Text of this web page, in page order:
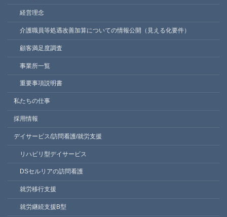
経営理念
介護職員等処遇改善加算についての情報公開（見える化要件）
顧客満足度調査
事業所一覧
重要事項説明書
私たちの仕事
採用情報
デイサービス/訪問看護/就労支援
リハビリ型デイサービス
DSセルリアの訪問看護
就労移行支援
就労継続支援B型